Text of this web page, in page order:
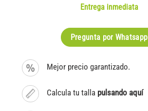
Entrega inmediata
Pregunta por Whatsapp
Mejor precio garantizado.
Calcula tu talla pulsando aquí